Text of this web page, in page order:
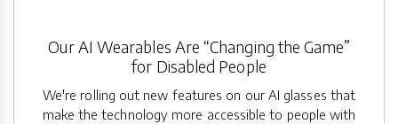
Our AI Wearables Are “Changing the Game”
for Disabled People
We're rolling out new features on our AI glasses that
make the technology more accessible to people with